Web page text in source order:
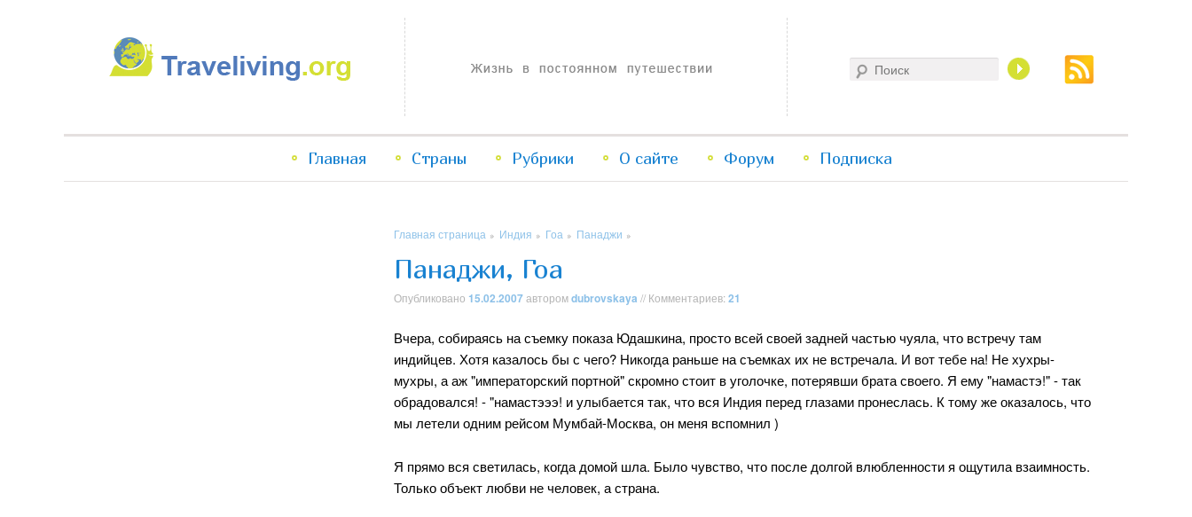
Traveliving
Жизнь в постоянном путешествии
Перейти
содержимому
Перейти
содержимому
Главная Страны Рубрики О сайте Форум Подписка
Главная страница » Индия » Гоа » Панаджи »
Панаджи, Гоа
Опубликовано 15.02.2007авторомdubrovskaya // Комментариев: 21
Вчера, собираясь на съемку показа Юдашкина, просто всей своей задней частью чуяла, что встречу там
индийцев. Хотя казалось бы с чего? Никогда раньше на съемках их не встречала. И вот тебе на! Не хухры-
мухры, а аж "императорский портной" скромно стоит в уголочке, потерявши брата своего. Я ему "намастэ!" - так
обрадовался! - "намастэээ! и улыбается так, что вся Индия перед глазами пронеслась. К тому же оказалось, что
мы летели одним рейсом Мумбай-Москва, он меня вспомнил )
Я прямо вся светилась, когда домой шла. Было чувство, что после долгой влюбленности я ощутила взаимность.
Только объект любви не человек, а страна.